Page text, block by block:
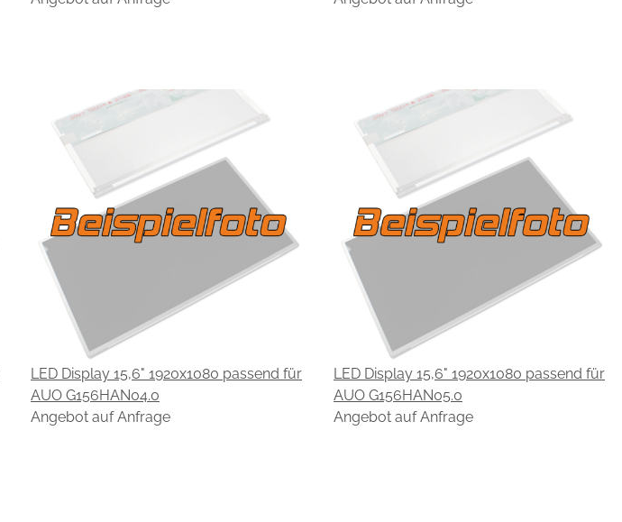
LED Display 15,6" 1920x1080 passend für
AUO G156HAN04.0
Angebot auf Anfrage
LED Display 15,6" 1920x1080 passend für
AUO G156HAN05.0
Angebot auf Anfrage